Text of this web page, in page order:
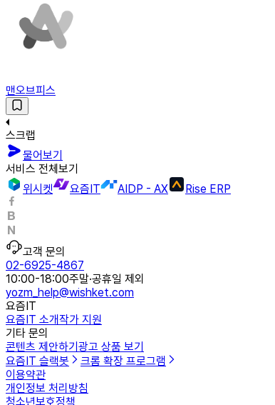
맨오브피스
스크랩
물어보기
서비스 전체보기
위시켓
요즘IT AIDP - AX Rise ERP
고객 문의
02-6925-4867
10:00-18:00주말·공휴일 제외
yozm_help@wishket.com
요즘IT
요즘IT 소개작가 지원
기타 문의
콘텐츠 제안하기 광고 상품 보기
요즘IT 슬랙봇
크롬 확장 프로그램
이용약관
개인정보 처리방침
청소년보호정책